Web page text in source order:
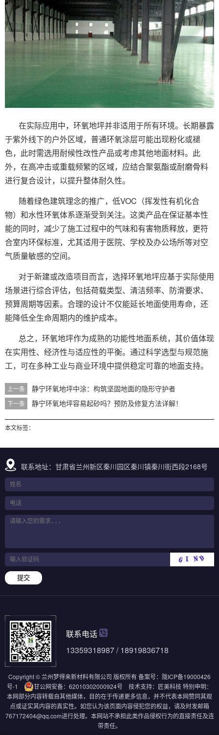
在实际应用中，环氧地坪并非适用于所有环境。长期暴露
于紫外线下的户外区域，普通环氧涂层可能出现粉化或褪
色，此时需选用耐候性改性产品或考虑其他地面材料。此
外，在高冲击或重载频繁的区域，应结合聚氨酯或耐磨骨料
进行复合设计，以提升整体耐久性。
随着绿色建筑理念的推广，低VOC（挥发性有机化合
物）和水性环氧体系逐渐受到关注。这类产品在保证基本性
能的同时，减少了施工过程中的气味和有害物质释放，更符
合室内环保标准，尤其适用于医院、学校及办公场所等对空
气质量敏感的空间。
对于新建或改造项目而言，选择环氧地坪应基于实际使用
场景进行综合评估，包括荷载类型、清洁频率、防滑要求、
预算周期等因素。合理的设计不仅能延长地面使用寿命，还
能降低全生命周期内的维护成本。
总之，环氧地坪作为成熟的功能性地面系统，其价值体现
在实用性、经济性与适应性的平衡。通过科学选型与规范施
工，可在多种工业与商业环境中提供稳定可靠的地面支持。
上一条 静宁环氧地坪中涂：构筑坚固地面的隐形守护者
下一条 静宁环氧地坪容易起砂吗？预防及修复方法详解！
本文标签：
联系地址：甘肃省兰州新区秦川园区秦川镇秦川街西段2168号
提交
联系电话
13359318987 / 18919836718
Copyright © 兰州梦得来新材料有限公司 版权所有备案号： 陇ICP备19000426
号-1
甘公网安备：62010302000924号 技术支持： 匠美科技 特别申明：
本网部分内容转载自其他媒体，目的在于传递更多信息，并不代表本网赞同其观
点或证实其内容的真实性。如您认为该页面内容侵犯您的权益，请及时发邮箱
767172404@qq.com进行处理。本网站不承担此类作品侵权行为的直接责任及连
带责任。